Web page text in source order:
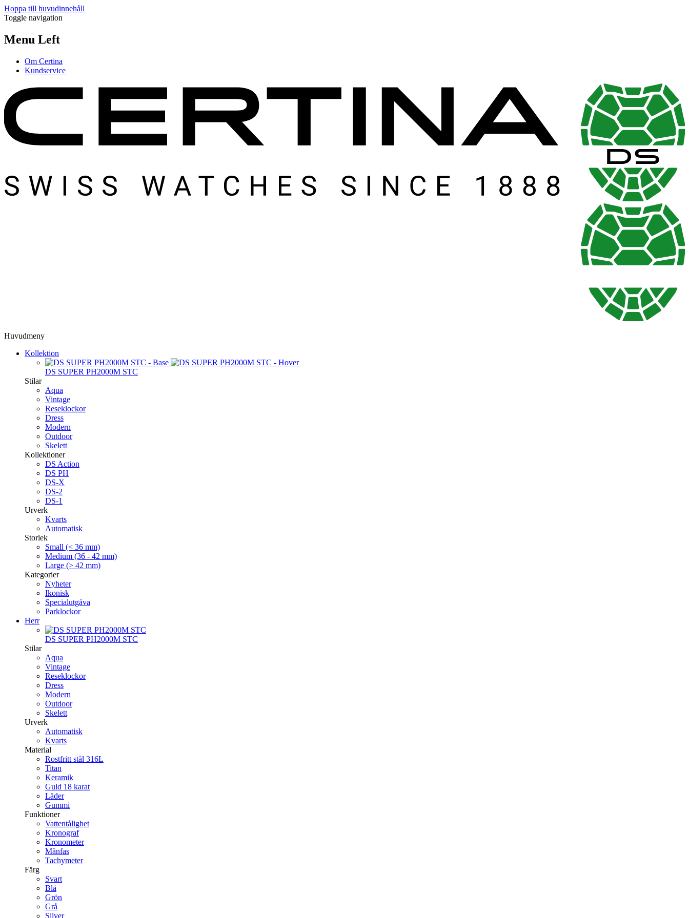
Hoppa till huvudinnehåll
Toggle navigation
Menu Left
Om Certina
Kundservice
Huvudmeny
Kollektion
DS SUPER PH2000M STC
Stilar
Aqua
Vintage
Reseklockor
Dress
Modern
Outdoor
Skelett
Kollektioner
DS Action
DS PH
DS-X
DS-2
DS-1
Urverk
Kvarts
Automatisk
Storlek
Small (< 36 mm)
Medium (36 - 42 mm)
Large (> 42 mm)
Kategorier
Nyheter
Ikonisk
Specialutgåva
Parklockor
Herr
DS SUPER PH2000M STC
Stilar
Aqua
Vintage
Reseklockor
Dress
Modern
Outdoor
Skelett
Urverk
Automatisk
Kvarts
Material
Rostfritt stål 316L
Titan
Keramik
Guld 18 karat
Läder
Gummi
Funktioner
Vattentålighet
Kronograf
Kronometer
Månfas
Tachymeter
Färg
Svart
Blå
Grön
Grå
Silver